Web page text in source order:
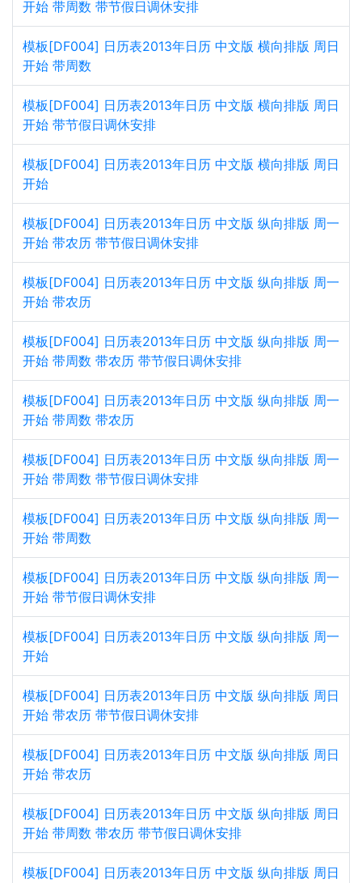
开始 带周数 带节假日调休安排
模板[DF004] 日历表2013年日历 中文版 横向排版 周日
开始 带周数
模板[DF004] 日历表2013年日历 中文版 横向排版 周日
开始 带节假日调休安排
模板[DF004] 日历表2013年日历 中文版 横向排版 周日
开始
模板[DF004] 日历表2013年日历 中文版 纵向排版 周一
开始 带农历 带节假日调休安排
模板[DF004] 日历表2013年日历 中文版 纵向排版 周一
开始 带农历
模板[DF004] 日历表2013年日历 中文版 纵向排版 周一
开始 带周数 带农历 带节假日调休安排
模板[DF004] 日历表2013年日历 中文版 纵向排版 周一
开始 带周数 带农历
模板[DF004] 日历表2013年日历 中文版 纵向排版 周一
开始 带周数 带节假日调休安排
模板[DF004] 日历表2013年日历 中文版 纵向排版 周一
开始 带周数
模板[DF004] 日历表2013年日历 中文版 纵向排版 周一
开始 带节假日调休安排
模板[DF004] 日历表2013年日历 中文版 纵向排版 周一
开始
模板[DF004] 日历表2013年日历 中文版 纵向排版 周日
开始 带农历 带节假日调休安排
模板[DF004] 日历表2013年日历 中文版 纵向排版 周日
开始 带农历
模板[DF004] 日历表2013年日历 中文版 纵向排版 周日
开始 带周数 带农历 带节假日调休安排
模板[DF004] 日历表2013年日历 中文版 纵向排版 周日